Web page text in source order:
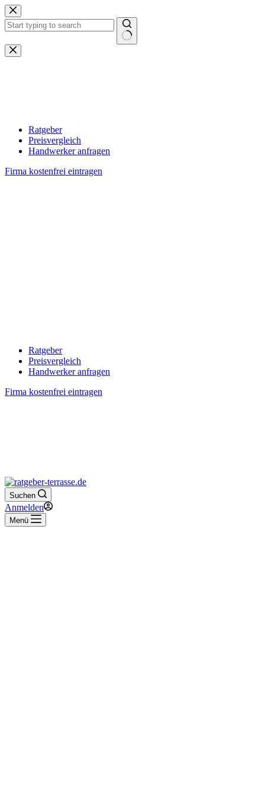
Zum
Inhalt
springen
Keine
Ergebnisse
Ratgeber
Preisvergleich
Handwerker anfragen
Firma kostenfrei eintragen
Ratgeber
Preisvergleich
Handwerker anfragen
Firma kostenfrei eintragen
Suchen
Anmelden
Menü